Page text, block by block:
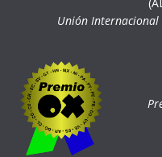
Unión Internacional